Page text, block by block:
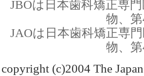
JBOは日本歯科矯正専
物、
JAOは日本歯科矯正専
物、
copyright (c)2004 The